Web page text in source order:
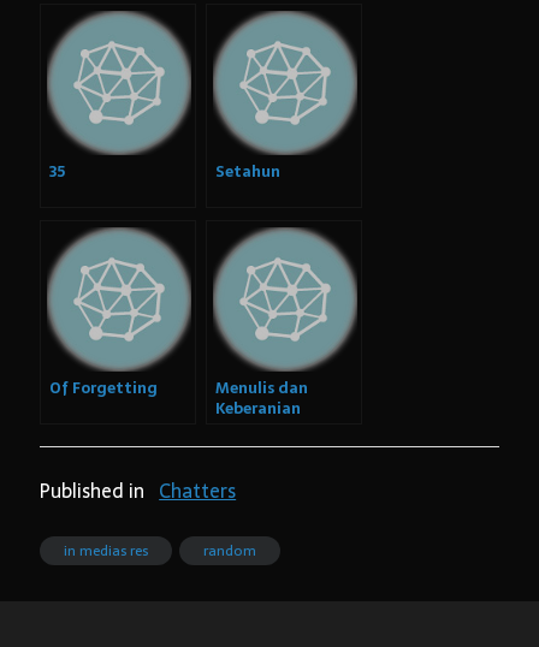
35 Setahun
Of Forgetting
Menulis dan
Keberanian
Published in Chatters
in medias res random